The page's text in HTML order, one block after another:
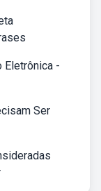
Eletrônica -
Ser